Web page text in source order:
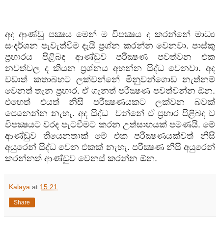
අද ආණ්ඩු පක්‍ෂය මෙන් ම විපක්‍ෂය ද කරන්නේ මාධ්‍ය
සංදර්ශන පැවැත්වීම දැයි ප්‍රශ්න කරන්න වෙනවා. පාස්කු
ප්‍රහාරය පිළිබඳ ආණ්ඩුව පරීක්‍ෂණ පවත්වන එක
නවත්වල ද කියන ප්‍රශ්නය අහන්න සිද්ධ වෙනවා. අද
වඩාත් කතාබහට ලක්වන්නේ මිනුවන්ගොඩ නැත්නම්
වෙනත් තැන ප්‍රහාර. ඒ ගැනත් පරීක්‍ෂණ පවත්වන්න ඕන.
එහෙත් එයත් නිසි පරීක්‍ෂණයකට ලක්වන බවක්
පෙනෙන්න නැහැ. අද සිද්ධ වන්නේ ඒ ප්‍රහාර පිළිබඳ ව
විපක්‍ෂයට වරද පැටවීමට කරන උත්සාහයක් පමණයි. මේ
ආණ්ඩුව තියෙනතාක් මේ එක පරීක්‍ෂණයක්වත් නිසි
අයුරෙන් සිද්ධ වෙන එකක් නැහැ. පරීක්‍ෂණ නිසි අයුරෙන්
කරන්නත් ආණ්ඩුව වෙනස් කරන්න ඕන.
Kalaya at 15:21
Share